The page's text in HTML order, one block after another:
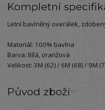
Kompletní
Letní bavlněný overálek,
Materiál: 100% bavlna
Barva: Bílá, oranžová
Velikost: 3M (62) / 6M (68) / 9M
Původ zboží